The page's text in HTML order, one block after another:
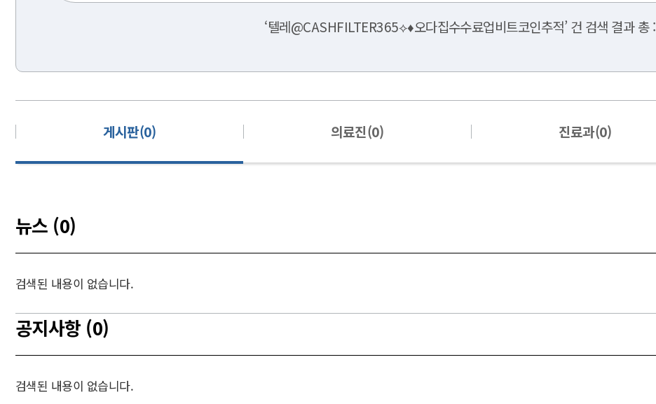
‘텔레@CASHFILTER365⟡♦오다집수수료업비트코인추적’ 건 검색 결과 총 :
게시판(0) 의료진(0) 진료과(0)
뉴스 (0)
검색된 내용이 없습니다.
공지사항 (0)
검색된 내용이 없습니다.